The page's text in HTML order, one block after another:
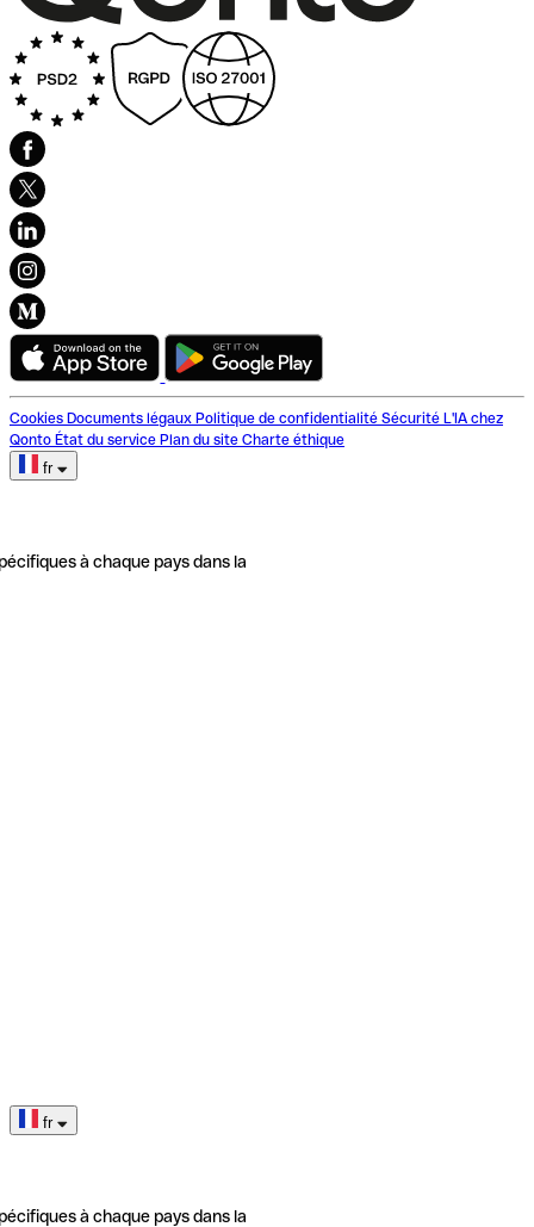
Cookies Documents légaux Politique de confidentialité Sécurité L'IA chez
Qonto État du service Plan du site Charte éthique
fr
à chaque pays dans la
fr
à chaque pays dans la